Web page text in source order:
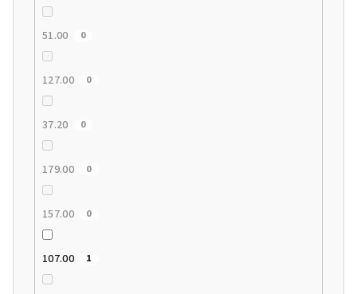
51.00 0
127.00 0
37.20 0
179.00 0
157.00 0
107.00 1